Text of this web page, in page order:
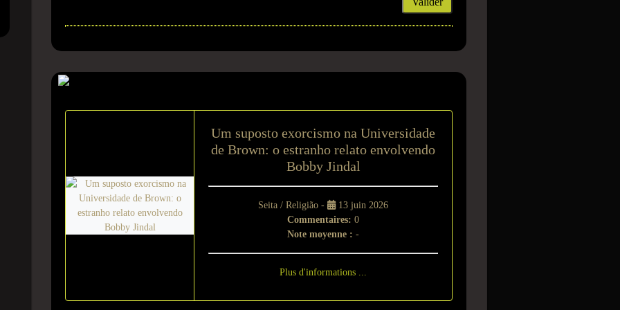
Um suposto exorcismo na Universidade
de Brown: o estranho relato envolvendo
Bobby Jindal
Seita / Religião -
13 juin 2026
Commentaires: 0
Note moyenne : -
Plus d'informations ...